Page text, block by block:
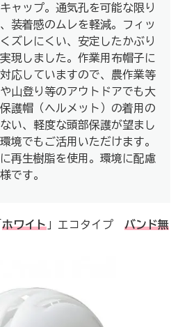
ャップ。通気孔を可能な限り
装着感のムレを軽減。フィッ
くズレにくい、安定したかぶり
現しました。作業用布帽子に
応していますので、農作業等
山登り等のアウトドアでも大
護帽（ヘルメット）の着用の
い、軽度な頭部保護が望まし
境でもご活用いただけます。
再生樹脂を使用。環境に配慮
です。
ホワイト 」エコタイプ バンド無